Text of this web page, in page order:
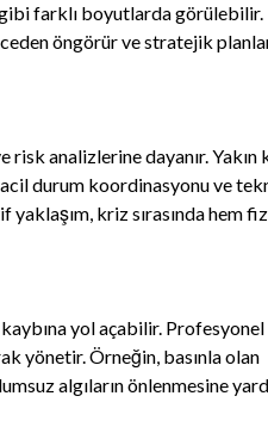
gibi farklı boyutlarda görülebilir.
öngörür ve stratejik
analizlerine dayanır. Yakın
durum koordinasyonu ve
kriz sırasında hem
yol açabilir.
yönetir. Örneğin, basınla olan
algıların önlenmesine